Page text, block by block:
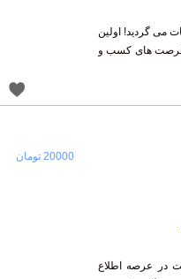
می گردید! اولین
فرصت های کسب و
در عرصه اطلاع
گيري از نوين
20000 تومان